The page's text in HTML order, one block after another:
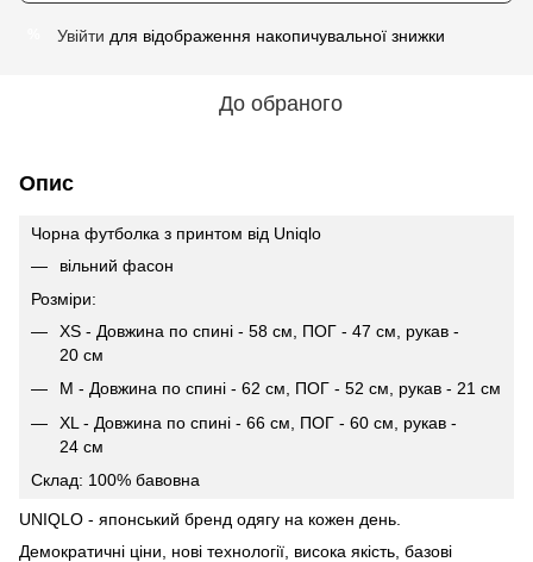
Увійти для відображення накопичувальної знижки
До обраного
Опис
Чорна футболка з принтом вiд Uniqlo
вiльний фасон
Розміри:
XS - Довжина по спині - 58 см, ПОГ - 47 см, рукав -
20 см
М - Довжина по спині - 62 см, ПОГ - 52 см, рукав - 21 см
XL - Довжина по спині - 66 см, ПОГ - 60 см, рукав -
24 см
Склад: 100% бавовна
UNIQLO - японський бренд одягу на кожен день.
Демократичні ціни, нові технології, висока якість, базові